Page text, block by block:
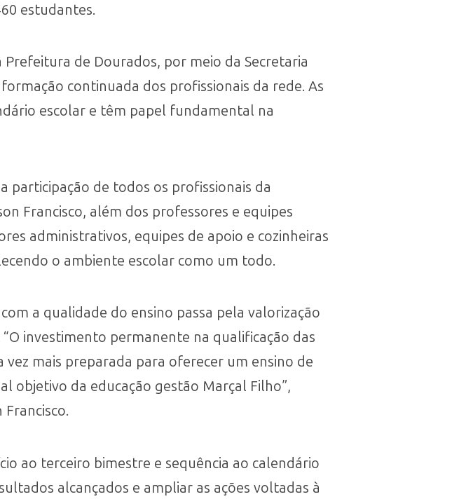
estudantes.
de Dourados, por meio da Secretaria
continuada dos profissionais da rede. As
escolar e têm papel fundamental na
participação de todos os profissionais da
Francisco, além dos professores e equipes
administrativos, equipes de apoio e cozinheiras
o ambiente escolar como um todo.
a qualidade do ensino passa pela valorização
investimento permanente na qualificação das
mais preparada para oferecer um ensino de
objetivo da educação gestão Marçal Filho”,
ao terceiro bimestre e sequência ao calendário
alcançados e ampliar as ações voltadas à